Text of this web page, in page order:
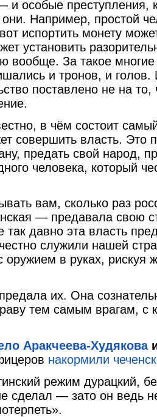
особые преступления,
Например, простой
испортить монету
установить
вообще. За такое
и тронов, и
поставлено не на то,
в чём состоит
совершить власть. Это
предать свой народ,
человека, который
вам, сколько раз
— предавала свою
давно эта власть
служили нашей
оружием в руках, рискуя
их. Она
тем самым врагам, с
Аракчеева-Худякова
накормили
режим дурацкий,
сделал — зато он ведь